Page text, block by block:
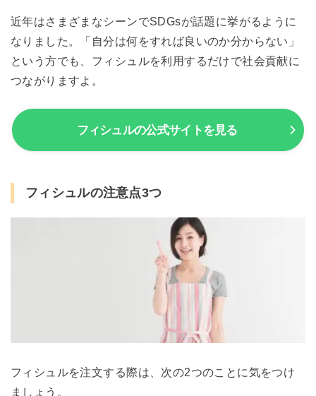
近年はさまざまなシーンでSDGsが話題に挙がるように
なりました。「自分は何をすれば良いのか分からない」
という方でも、フィシュルを利用するだけで社会貢献に
つながりますよ。
フィシュルの公式サイトを見る
フィシュルの注意点3つ
フィシュルを注文する際は、次の2つのことに気をつけ
ましょう。